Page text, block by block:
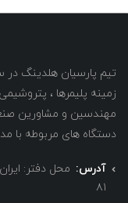
زمینه پلیمرها ،
مهندسین و مشاورین
دستگاه های مربوطه با
آدرس: محل دفتر:
۸۱